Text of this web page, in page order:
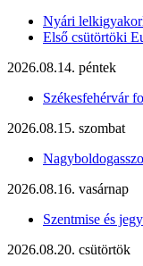
Nyári
Első csütörtöki
2026.08.14. péntek
Székesfehérvár
2026.08.15. szombat
2026.08.16. vasárnap
Szentmise és
2026.08.20. csütörtök